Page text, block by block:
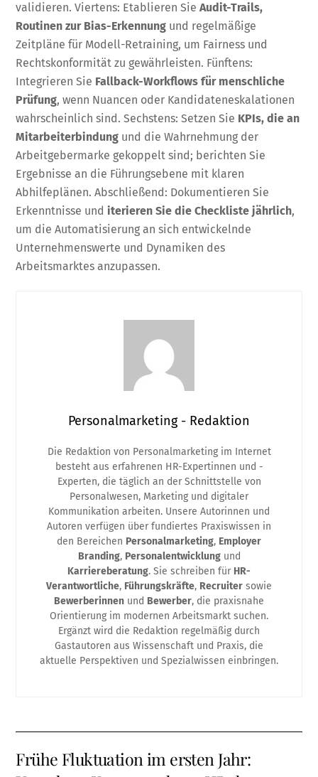
validieren. Viertens: Etablieren SieAudit-Trails,
Routinen zur Bias-Erkennung und regelmäßige
Zeitpläne für Modell-Retraining, um Fairness und
Rechtskonformität zu gewährleisten. Fünftens:
Integrieren Sie Fallback-Workflows für menschliche
Prüfung, wenn Nuancen oder Kandidateneskalationen
wahrscheinlich sind. Sechstens: Setzen Sie KPIs, die an
Mitarbeiterbindung und die Wahrnehmung der
Arbeitgebermarke gekoppelt sind; berichten Sie
Ergebnisse an die Führungsebene mit klaren
Abhilfeplänen. Abschließend: Dokumentieren Sie
Erkenntnisse unditerieren Sie die Checkliste jährlich,
um die Automatisierung an sich entwickelnde
Unternehmenswerte und Dynamiken des
Arbeitsmarktes anzupassen.
Personalmarketing - Redaktion
Die Redaktion von Personalmarketing im Internet
besteht aus erfahrenen HR-Expertinnen und -
Experten, die täglich an der Schnittstelle von
Personalwesen, Marketing und digitaler
Kommunikation arbeiten. Unsere Autorinnen und
Autoren verfügen über fundiertes Praxiswissen in
den Bereichen Personalmarketing, Employer
Branding, Personalentwicklungund
Karriereberatung. Sie schreiben für HR-
Verantwortliche, Führungskräfte, Recruiter sowie
Bewerberinnen und Bewerber, die praxisnahe
Orientierung im modernen Arbeitsmarkt suchen.
Ergänzt wird die Redaktion regelmäßig durch
Gastautoren aus Wissenschaft und Praxis, die
aktuelle Perspektiven und Spezialwissen einbringen.
Frühe Fluktuation im ersten Jahr: